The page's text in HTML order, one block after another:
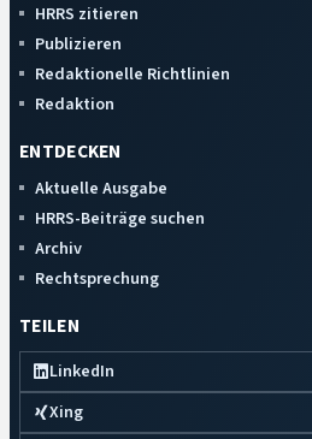
HRRS zitieren
Publizieren
Redaktionelle Richtlinien
Redaktion
ENTDECKEN
Aktuelle Ausgabe
HRRS-Beiträge suchen
Archiv
Rechtsprechung
TEILEN
LinkedIn
Xing